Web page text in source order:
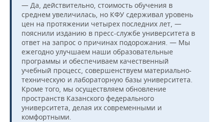
— Да, действительно, стоимость обучения в
среднем увеличилась, но КФУ сдерживал уровень
цен на протяжении четырех последних лет, —
пояснили изданию в пресс-службе университета в
ответ на запрос о причинах подорожания. — Мы
ежегодно улучшаем наши образовательные
программы и обеспечиваем качественный
учебный процесс, совершенствуем материально-
техническую и лабораторную базы университета.
Кроме того, мы осуществляем обновление
пространств Казанского федерального
университета, делая их современными и
комфортными.